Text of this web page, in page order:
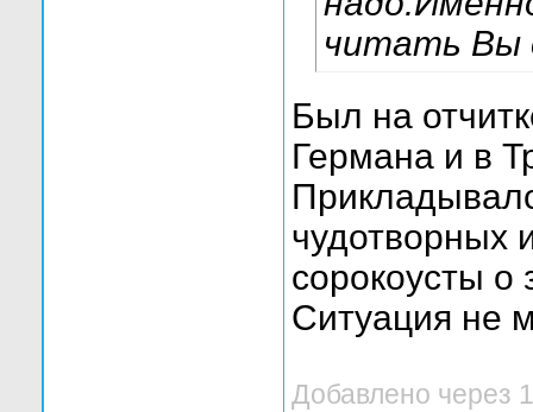
читать Вы
Был на
Германа и в
чудотворных
сорокоусты
Ситуация не
Добавлено через